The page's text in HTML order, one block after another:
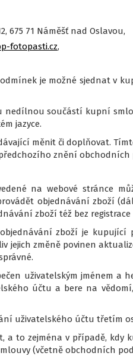
675 71 Náměšť nad Oslavou,
fotopasti.cz,
je možné sjednat v
součástí kupní
jazyce.
měnit či doplňovat.
znění obchodních
na webové stránce
objednávání zboží
zboží též bez
zboží je kupující
jejich změně povinen
uživatelským jménem a
účtu a bere na
uživatelského účtu třetím
a to zejména v případě,
(včetně obchodních